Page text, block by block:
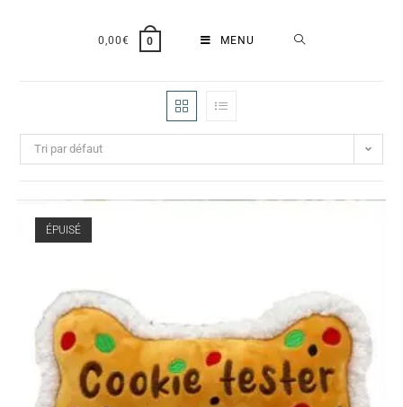
0,00€ 0 MENU
Tri par défaut
ÉPUISÉ